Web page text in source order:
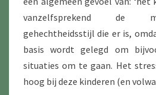
vanzelfsprekend de
gehechtheidsstijl die er is,
basis wordt gelegd om
situaties om te gaan. Het
hoog bij deze kinderen (en